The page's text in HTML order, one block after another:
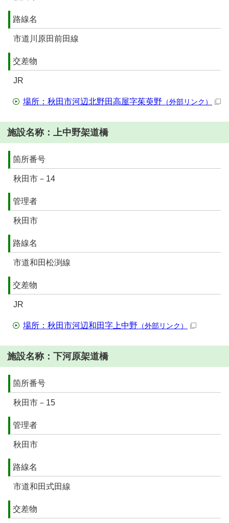
路線名
市道川原田前田線
交差物
JR
場所：秋田市河辺北野田高屋字茱萸野 （外部リンク）
施設名称：上中野架道橋
箇所番号
秋田市－14
管理者
秋田市
路線名
市道和田松渕線
交差物
JR
場所：秋田市河辺和田字上中野 （外部リンク）
施設名称：下河原架道橋
箇所番号
秋田市－15
管理者
秋田市
路線名
市道和田式田線
交差物